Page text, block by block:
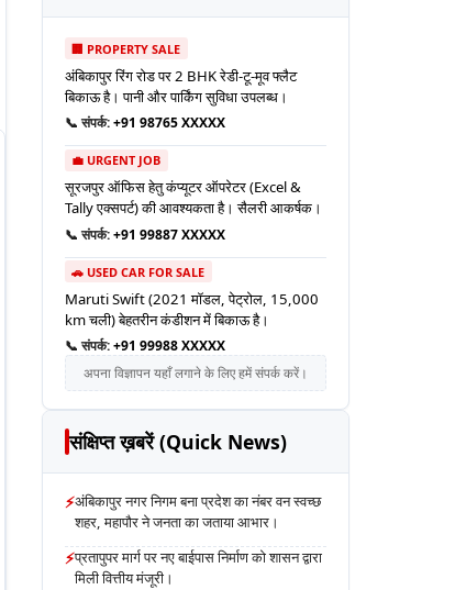
🏢 PROPERTY SALE
अंबिकापुर रिंग रोड पर 2 BHK रेडी-टू-मूव फ्लैट
बिकाऊ है। पानी और पार्किंग सुविधा उपलब्ध।
📞 संपर्क:+91 98765 XXXXX
💼 URGENT JOB
सूरजपुर ऑफिस हेतु कंप्यूटर ऑपरेटर (Excel &
Tally एक्सपर्ट) की आवश्यकता है। सैलरी आकर्षक।
📞 संपर्क:+91 99887 XXXXX
🚗 USED CAR FOR SALE
Maruti Swift (2021 मॉडल, पेट्रोल, 15,000
km चली) बेहतरीन कंडीशन में बिकाऊ है।
📞 संपर्क:+91 99988 XXXXX
अपना विज्ञापन यहाँ लगाने के लिए हमें संपर्क करें।
संक्षिप्त ख़बरें (Quick News)
⚡अंबिकापुर नगर निगम बना प्रदेश का नंबर वन स्वच्छ
शहर, महापौर ने जनता का जताया आभार।
⚡प्रतापुपर मार्ग पर नए बाईपास निर्माण को शासन द्वारा
मिली वित्तीय मंजूरी।